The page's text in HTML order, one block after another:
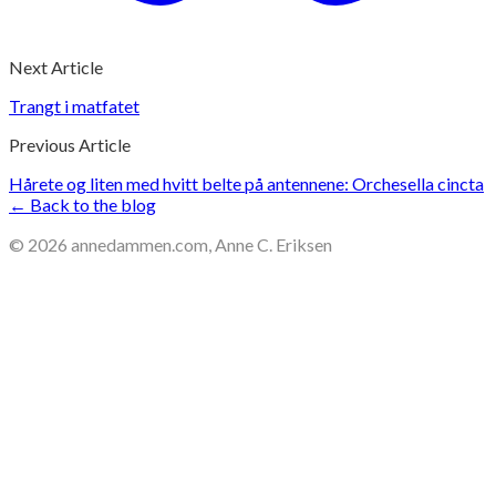
Next Article
Trangt i matfatet
Previous Article
Hårete og liten med hvitt belte på antennene: Orchesella cincta
← Back to the blog
© 2026 annedammen.com, Anne C. Eriksen